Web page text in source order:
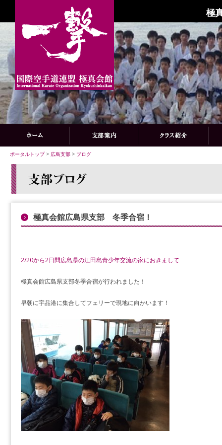
極
ポータルトップ> 広島支部 > ブログ
極真会館広島県支部 冬季合宿！
2/20から2日間広島県の江田島青少年交流の家におきまして
極真会館広島県支部冬季合宿が行われました！
早朝に宇品港に集合してフェリーで現地に向かいます！